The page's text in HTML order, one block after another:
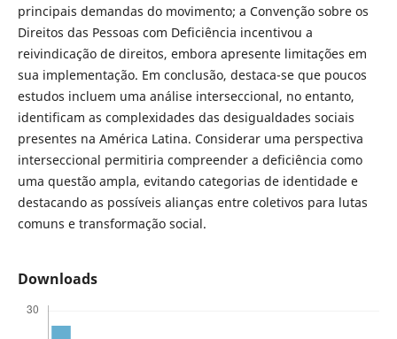
principais demandas do movimento; a Convenção sobre os
Direitos das Pessoas com Deficiência incentivou a
reivindicação de direitos, embora apresente limitações em
sua implementação. Em conclusão, destaca-se que poucos
estudos incluem uma análise interseccional, no entanto,
identificam as complexidades das desigualdades sociais
presentes na América Latina. Considerar uma perspectiva
interseccional permitiria compreender a deficiência como
uma questão ampla, evitando categorias de identidade e
destacando as possíveis alianças entre coletivos para lutas
comuns e transformação social.
Downloads